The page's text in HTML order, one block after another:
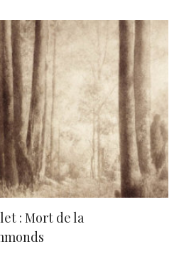
: Mort de la